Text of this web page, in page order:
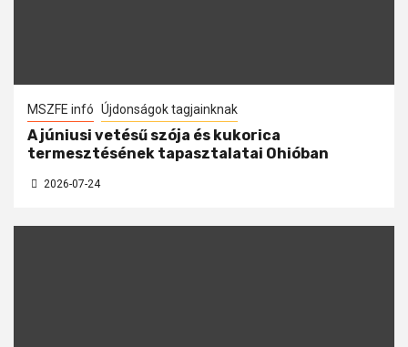
MSZFE infó Újdonságok tagjainknak
A júniusi vetésű szója és kukorica
termesztésének tapasztalatai Ohióban
2026-07-24